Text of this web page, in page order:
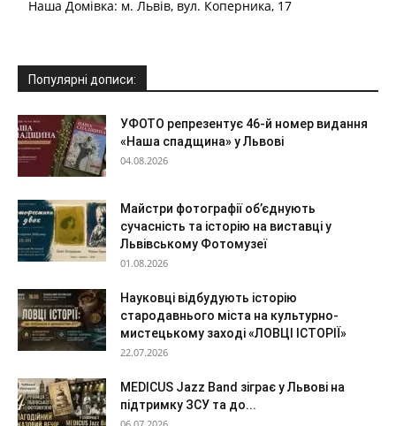
Наша Домівка: м. Львів, вул. Коперника, 17
Популярні дописи:
УФОТО репрезентує 46-й номер видання
«Наша спадщина» у Львові
04.08.2026
Майстри фотографії об’єднують
сучасність та історію на виставці у
Львівському Фотомузеї
01.08.2026
Науковці відбудують історію
стародавнього міста на культурно-
мистецькому заході «ЛОВЦІ ІСТОРІЇ»
22.07.2026
MEDICUS Jazz Band зіграє у Львові на
підтримку ЗСУ та до...